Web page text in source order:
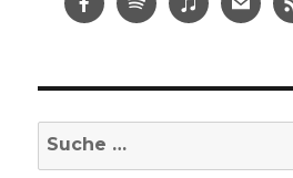
Suche
nach: